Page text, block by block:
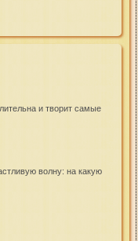
и творит самые
волну: на какую